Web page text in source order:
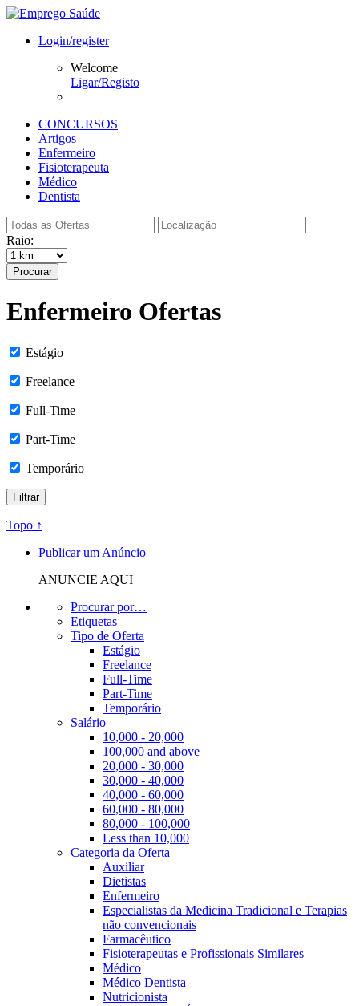
Login/register
Welcome
Ligar/Registo
CONCURSOS
Artigos
Enfermeiro
Fisioterapeuta
Médico
Dentista
Raio:
Procurar
Enfermeiro Ofertas
Estágio
Freelance
Full-Time
Part-Time
Temporário
Topo ↑
Publicar um Anúncio
ANUNCIE AQUI
Procurar por…
Etiquetas
Tipo de Oferta
Estágio
Freelance
Full-Time
Part-Time
Temporário
Salário
10,000 - 20,000
100,000 and above
20,000 - 30,000
30,000 - 40,000
40,000 - 60,000
60,000 - 80,000
80,000 - 100,000
Less than 10,000
Categoria da Oferta
Auxiliar
Dietistas
Enfermeiro
Especialistas da Medicina Tradicional e Terapias
não convencionais
Farmacêutico
Fisioterapeutas e Profissionais Similares
Médico
Médico Dentista
Nutricionista